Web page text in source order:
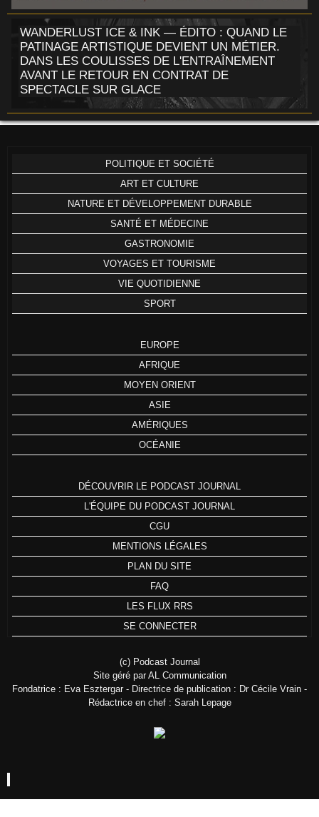
WANDERLUST ICE & INK — ÉDITO : QUAND LE
PATINAGE ARTISTIQUE DEVIENT UN MÉTIER.
DANS LES COULISSES DE L'ENTRAÎNEMENT
AVANT LE RETOUR EN CONTRAT DE
SPECTACLE SUR GLACE
POLITIQUE ET SOCIÉTÉ
ART ET CULTURE
NATURE ET DÉVELOPPEMENT DURABLE
SANTÉ ET MÉDECINE
GASTRONOMIE
VOYAGES ET TOURISME
VIE QUOTIDIENNE
SPORT
EUROPE
AFRIQUE
MOYEN ORIENT
ASIE
AMÉRIQUES
OCÉANIE
DÉCOUVRIR LE PODCAST JOURNAL
L'ÉQUIPE DU PODCAST JOURNAL
CGU
MENTIONS LÉGALES
PLAN DU SITE
FAQ
LES FLUX RRS
SE CONNECTER
(c) Podcast Journal
Site géré par AL Communication
Fondatrice : Eva Esztergar - Directrice de publication : Dr Cécile Vrain -
Rédactrice en chef : Sarah Lepage